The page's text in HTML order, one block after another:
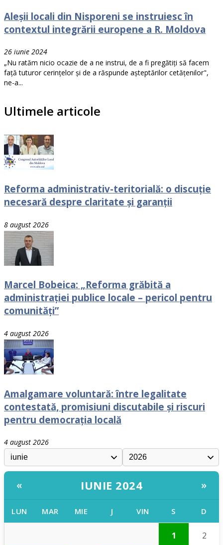
Aleșii locali din Nisporeni se instruiesc în
contextul integrării europene a R. Moldova
26 iunie 2024
„Nu ratăm nicio ocazie de a ne instrui, de a fi pregătiți să facem
față tuturor cerințelor și de a răspunde așteptărilor cetățenilor",
ne-a...
Ultimele articole
Reforma administrativ-teritorială: o discuție
necesară despre claritate și garanții
8 august 2026
Marcel Bobeica: „Reforma grăbită a
administrației publice locale – pericol pentru
comunități”
4 august 2026
Amalgamare voluntară: între legalitate
contestată, promisiuni discutabile și riscuri
pentru democrația locală
4 august 2026
« IUNIE 2024 »
LUN MAR MIE J VIN S D
1 2